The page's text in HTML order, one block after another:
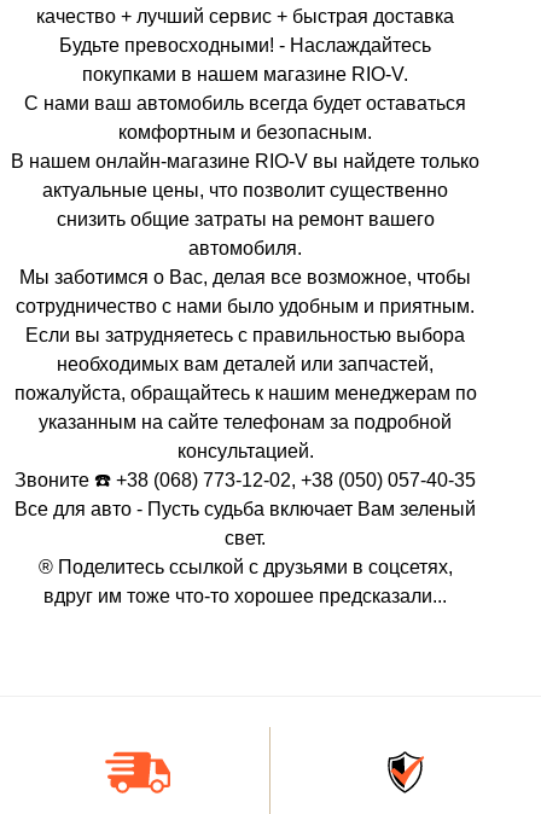
качество + лучший сервис + быстрая доставка
Будьте превосходными! - Наслаждайтесь
покупками в нашем магазине RIO-V.
С нами ваш автомобиль всегда будет оставаться
комфортным и безопасным.
В нашем онлайн-магазине RIO-V вы найдете только
актуальные цены, что позволит существенно
снизить общие затраты на ремонт вашего
автомобиля.
Мы заботимся о Вас, делая все возможное, чтобы
сотрудничество с нами было удобным и приятным.
Если вы затрудняетесь с правильностью выбора
необходимых вам деталей или запчастей,
пожалуйста, обращайтесь к нашим менеджерам по
указанным на сайте телефонам за подробной
консультацией.
Звоните ☎️ +38 (068) 773-12-02, +38 (050) 057-40-35
Все для авто - Пусть судьба включает Вам зеленый
свет.
® Поделитесь ссылкой с друзьями в соцсетях,
вдруг им тоже что-то хорошее предсказали...